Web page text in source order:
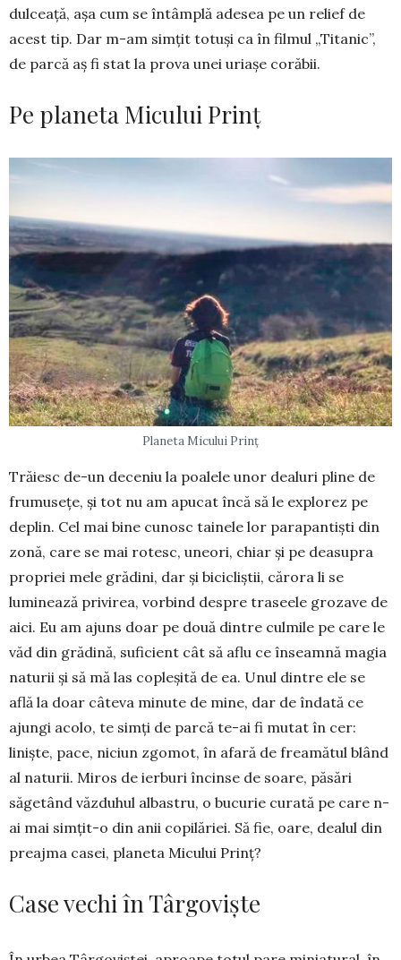
dulceață, așa cum se întâmplă adesea pe un re­lief de
acest tip. Dar m-am simțit totuși ca în filmul „Titanic”,
de parcă aș fi stat la prova unei uriașe corăbii.
Pe planeta Micului Prinț
Planeta Micului Prinț
Trăiesc de-un deceniu la poa­lele unor dealuri pline de
frumusețe, și tot nu am apucat încă să le explorez pe
deplin. Cel mai bine cunosc tainele lor parapantiști din
zonă, care se mai rotesc, uneori, chiar și pe deasupra
propriei mele grădini, dar și bicicliștii, cărora li se
luminează privirea, vorbind despre traseele grozave de
aici. Eu am ajuns doar pe două dintre culmile pe care le
văd din grădină, suficient cât să aflu ce înseamnă magia
naturii și să mă las copleșită de ea. Unul dintre ele se
află la doar câteva minute de mine, dar de îndată ce
ajungi acolo, te simți de parcă te-ai fi mutat în cer:
liniște, pace, niciun zgomot, în afară de freamătul blând
al naturii. Miros de ierburi încinse de soare, păsări
săgetând văzduhul albastru, o bucurie curată pe care n-
ai mai simțit-o din anii co­pilăriei. Să fie, oare, dealul din
preajma casei, planeta Micului Prinț?
Case vechi în Târgoviște